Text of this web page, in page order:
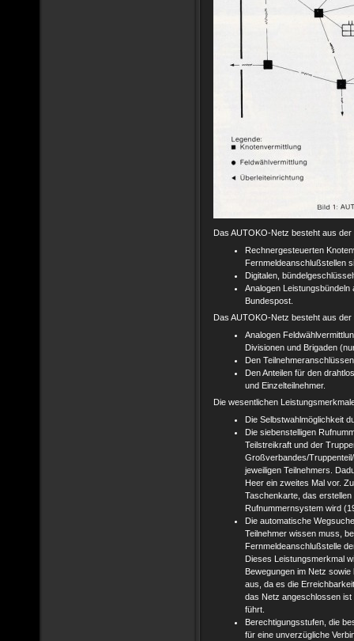
Das AUTOKO-Netz besteht aus der
Rechnergesteuerten
Fernmeldeanschlußstellen
Digitalen,
Analogen
Bundespost.
Das AUTOKO-Netz besteht aus der
Analogen
Divisionen und Brigaden
Den
Den Anteilen für den
und Einzelteilnehmer.
Die wesentlichen
Die Selbstwahlmöglichkeit
Die siebenstelligen
Teilstreikraft und der
Großverbandes/
jeweiligen Teilnehmers.
Heer ein zweites Mal vor.
Taschenkarte, das
Rufnummernsystem wird
Die automatische
Teilnehmer wissen muss,
Fernmeldeanschlußstelle
Dieses Leistungsmerkmal
Bewegungen im Netz
aus, da es die
das Netz angeschlossen
führt.
Berechtigungsstufen, die
für eine unverzügliche